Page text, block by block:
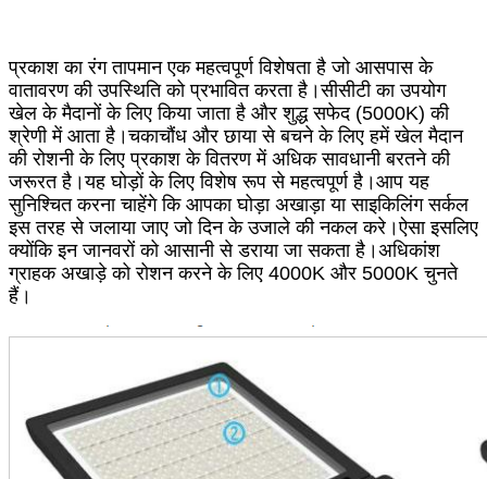
प्रकाश का रंग तापमान एक महत्वपूर्ण विशेषता है जो आसपास के
वातावरण की उपस्थिति को प्रभावित करता है।सीसीटी का उपयोग
खेल के मैदानों के लिए किया जाता है और शुद्ध सफेद (5000K) की
श्रेणी में आता है।चकाचौंध और छाया से बचने के लिए हमें खेल मैदान
की रोशनी के लिए प्रकाश के वितरण में अधिक सावधानी बरतने की
जरूरत है।यह घोड़ों के लिए विशेष रूप से महत्वपूर्ण है।आप यह
सुनिश्चित करना चाहेंगे कि आपका घोड़ा अखाड़ा या साइकिलिंग सर्कल
इस तरह से जलाया जाए जो दिन के उजाले की नकल करे।ऐसा इसलिए
क्योंकि इन जानवरों को आसानी से डराया जा सकता है।अधिकांश
ग्राहक अखाड़े को रोशन करने के लिए 4000K और 5000K चुनते
हैं।